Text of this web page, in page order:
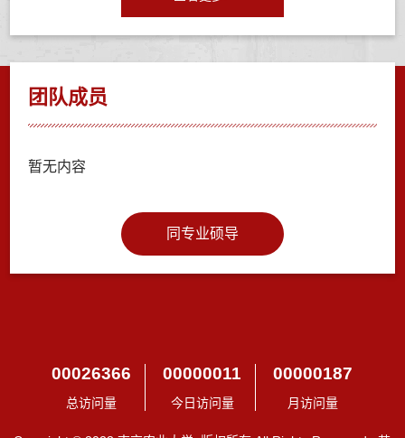
团队成员
暂无内容
同专业硕导
00026366
总访问量
00000011
今日访问量
00000187
月访问量